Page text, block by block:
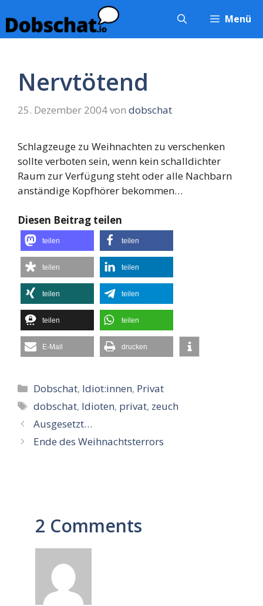
Inhalt
springen
Menü
Nervtötend
25. Dezember 2004von dobschat
Schlagzeuge zu Weihnachten zu verschenken
sollte verboten sein, wenn kein schalldichter
Raum zur Verfügung steht oder alle Nachbarn
anständige Kopfhörer bekommen…
Diesen Beitrag teilen
teilen teilen
teilen teilen
teilen teilen
teilen teilen
E-Mail drucken
Kategorien
Dobschat, Idiot:innen, Privat
Schlagwörter
dobschat, Idioten, privat, zeuch
Ausgesetzt…
Ende des Weihnachtsterrors
2 Comments